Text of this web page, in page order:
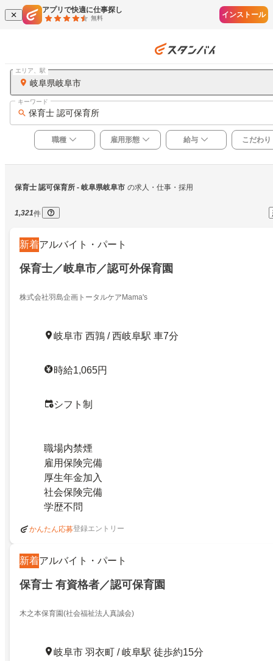
アプリで快適に仕事探し
無料 インストール
岐阜県岐阜市
エリア、駅
保育士 認可保育所
キーワード
職種 雇用形態 給与 こだわり
保育士 認可保育所 - 岐阜県岐阜市 の求人・仕事・採用
1,321件
新着アルバイト・パート
保育士／岐阜市／認可外保育園
株式会社羽島企画トータルケアMama's
岐阜市 西鶉 / 西岐阜駅 車7分
時給1,065円
シフト制
職場内禁煙
雇用保険完備
厚生年金加入
社会保険完備
学歴不問
かんたん応募登録エントリー
新着アルバイト・パート
保育士 有資格者／認可保育園
木之本保育園(社会福祉法人真誠会)
岐阜市 羽衣町 / 岐阜駅 徒歩約15分